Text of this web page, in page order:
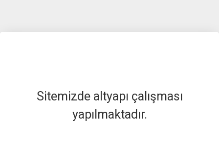
Sitemizde altyapı çalışması
yapılmaktadır.